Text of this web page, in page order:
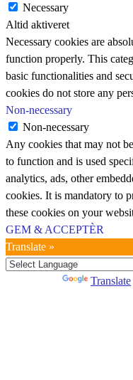
Necessary
Altid aktiveret
Necessary cookies are
function properly. This
basic functionalities and
cookies do not store any
Non-necessary
Non-necessary
Any cookies that may not
to function and is used
analytics, ads, other
cookies. It is mandatory to
these cookies on your
GEM & ACCEPTÈR
Translate »
Translate